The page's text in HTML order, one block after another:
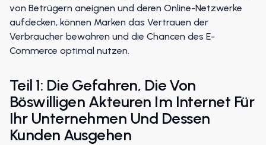
von Betrügern aneignen und deren Online-Netzwerke
aufdecken, können Marken das Vertrauen der
Verbraucher bewahren und die Chancen des E-
Commerce optimal nutzen.
Teil 1: Die Gefahren, Die Von
Böswilligen Akteuren Im Internet Für
Ihr Unternehmen Und Dessen
Kunden Ausgehen